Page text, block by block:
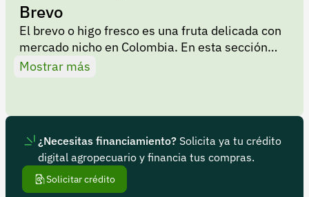
Brevo
El brevo o higo fresco es una fruta delicada con
mercado nicho en Colombia. En esta sección
puedes consultar la variación de precios del
Mostrar más
¿Necesitas financiamiento? Solicita ya tu crédito
digital agropecuario y financia tus compras.
Solicitar crédito
Términos y condiciones
Política de devoluciones
Política de privacidad
Registrarse
Recuperar contraseña
Contacto